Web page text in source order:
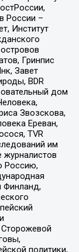
России –
Институт
Гринпис
Завет
BDR
дом
Звозскова,
Ереван,
TVR
им
журналистов
Россию,
Финланд,
политики,